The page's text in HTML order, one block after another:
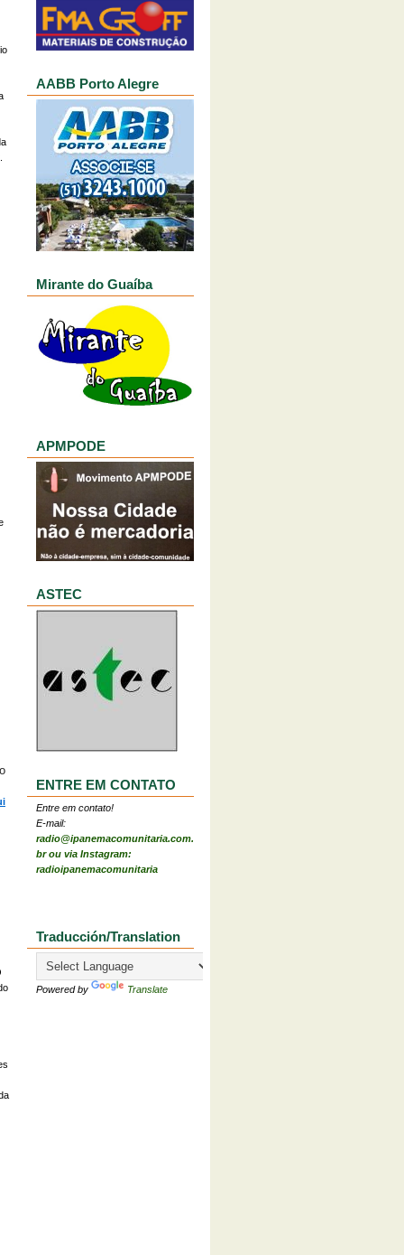
AABB Porto Alegre
Mirante do Guaíba
APMPODE
ASTEC
ENTRE EM CONTATO
Entre em contato!
E-mail:
radio@ipanemacomunitaria.com.
br ou via Instagram:
radioipanemacomunitaria
Traducción/Translation
Powered by Translate